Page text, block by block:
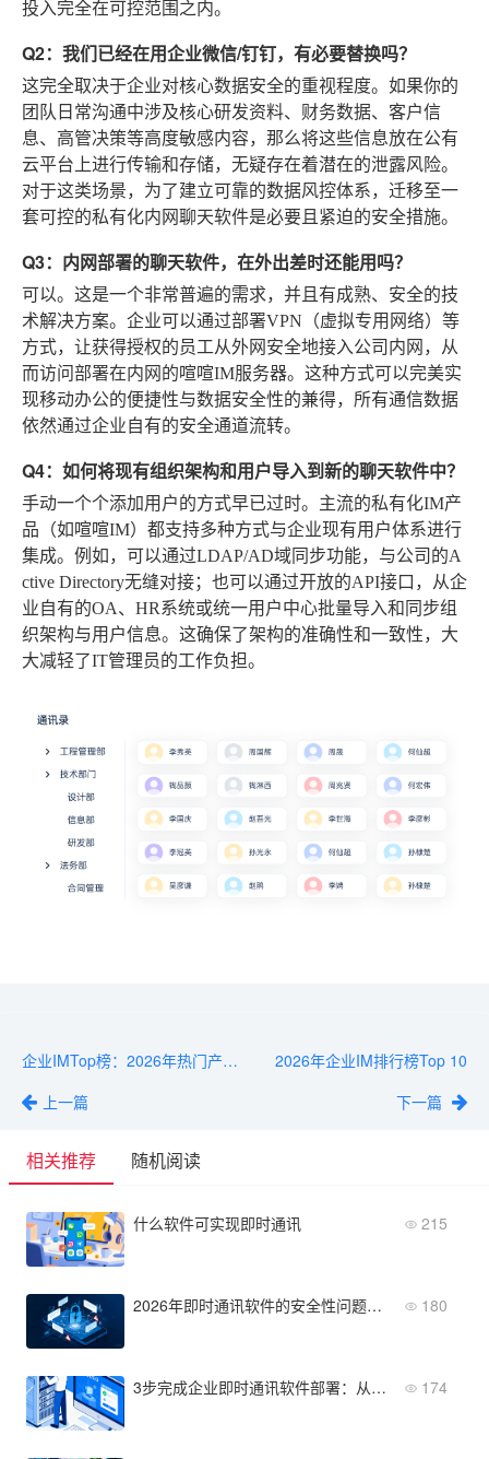
投入完全在可控范围之内。
Q2：我们已经在用企业微信/钉钉，有必要替换吗？
这完全取决于企业对核心数据安全的重视程度。如果你的
团队日常沟通中涉及核心研发资料、财务数据、客户信
息、高管决策等高度敏感内容，那么将这些信息放在公有
云平台上进行传输和存储，无疑存在着潜在的泄露风险。
对于这类场景，为了建立可靠的数据风控体系，迁移至一
套可控的私有化内网聊天软件是必要且紧迫的安全措施。
Q3：内网部署的聊天软件，在外出差时还能用吗？
可以。这是一个非常普遍的需求，并且有成熟、安全的技
术解决方案。企业可以通过部署VPN（虚拟专用网络）等
方式，让获得授权的员工从外网安全地接入公司内网，从
而访问部署在内网的喧喧IM服务器。这种方式可以完美实
现移动办公的便捷性与数据安全性的兼得，所有通信数据
依然通过企业自有的安全通道流转。
Q4：如何将现有组织架构和用户导入到新的聊天软件中？
手动一个个添加用户的方式早已过时。主流的私有化IM产
品（如喧喧IM）都支持多种方式与企业现有用户体系进行
集成。例如，可以通过LDAP/AD域同步功能，与公司的A
ctive Directory无缝对接；也可以通过开放的API接口，从企
业自有的OA、HR系统或统一用户中心批量导入和同步组
织架构与用户信息。这确保了架构的准确性和一致性，大
大减轻了IT管理员的工作负担。
企业IMTop榜：2026年热门产品横向对比
上一篇
2026年企业IM排行榜Top 10
下一篇
相关推荐 随机阅读
什么软件可实现即时通讯 215
2026年即时通讯软件的安全性问题调查报告 180
3步完成企业即时通讯软件部署：从服务器选型到全员上线 174